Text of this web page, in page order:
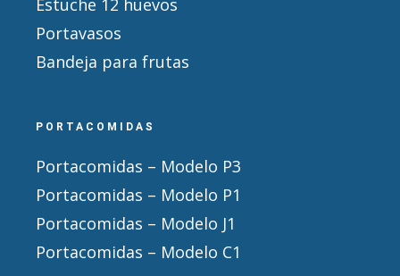
Estuche 12 huevos
Portavasos
Bandeja para frutas
PORTACOMIDAS
Portacomidas – Modelo P3
Portacomidas – Modelo P1
Portacomidas – Modelo J1
Portacomidas – Modelo C1